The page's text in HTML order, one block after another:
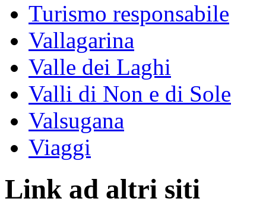
Turismo responsabile
Vallagarina
Valle dei Laghi
Valli di Non e di Sole
Valsugana
Viaggi
Link ad altri siti